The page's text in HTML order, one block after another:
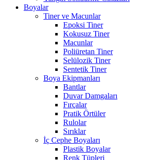
Boyalar
Tiner ve Macunlar
Epoksi Tiner
Kokusuz Tiner
Macunlar
Poliüretan Tiner
Selülozik Tiner
Sentetik Tiner
Boya Ekipmanları
Bantlar
Duvar Damgaları
Fırçalar
Pratik Örtüler
Rulolar
Sırıklar
İç Cephe Boyaları
Plastik Boyalar
Renk Tüpleri